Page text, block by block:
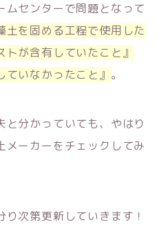
ムセンターで問題となって
土を固める工程で使用した
が含有していたこと』
ていなかったこと』 。
と分かっていても、やはり
メーカーをチェックしてみ
次第更新していきます！